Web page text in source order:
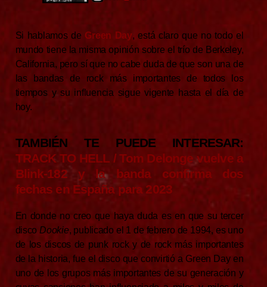
Si hablamos de Green Day, está claro que no todo el
mundo tiene la misma opinión sobre el trío de Berkeley,
California, pero sí que no cabe duda de que son una de
las bandas de rock más importantes de todos los
tiempos y su influencia sigue vigente hasta el día de
hoy.
TAMBIÉN TE PUEDE INTERESAR:
TRACK TO HELL / Tom Delonge vuelve a
Blink-182 y la banda confirma dos
fechas en España para 2023
En donde no creo que haya duda es en que su tercer
discoDookie, publicado el 1 de febrero de 1994, es uno
de los discos de punk rock y de rock más importantes
de la historia, fue el disco que convirtió a Green Day en
uno de los grupos más importantes de su generación y